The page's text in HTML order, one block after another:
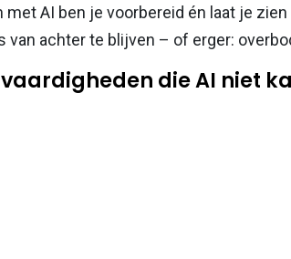
AI ben je voorbereid én laat je
van achter te blijven – of erger:
die AI niet